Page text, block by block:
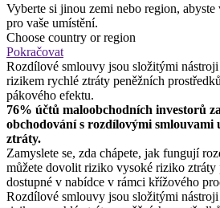
Vyberte si jinou zemi nebo region,
pro vaše umístění.
Choose country or region
Pokračovat
Rozdílové smlouvy jsou složitými
rizikem rychlé ztráty peněžních
pákového efektu.
76% účtů maloobchodních investorů
obchodování s rozdílovými smlouvami
ztráty.
Zamyslete se, zda chápete, jak fungují
můžete dovolit riziko vysoké riziko ztráty
dostupné v nabídce v rámci křížového
Rozdílové smlouvy jsou složitými